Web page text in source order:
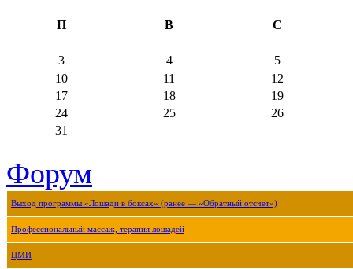
П В С
3 4
5
10
11
12
17
18
19
24
25
26
31
Форум
Выход программы «Лошади в боксах» (ранее — «Обратный отсчёт»)
Профессиональный массаж, терапия лошадей
ЦМИ